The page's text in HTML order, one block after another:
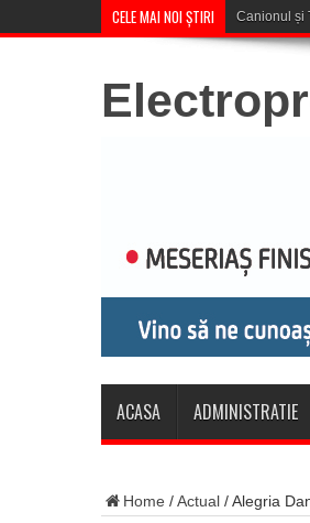
CELE MAI NOI ȘTIRI Concert în
ACASA ADMINISTRATIE
Home /Actual /Alegria